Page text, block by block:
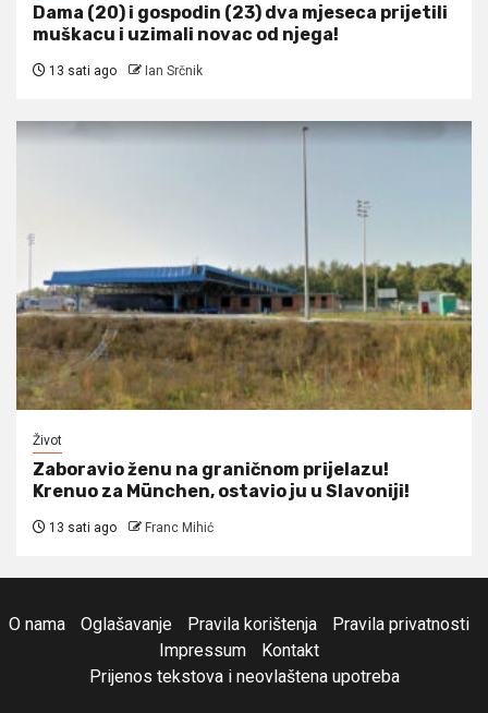
Dama (20) i gospodin (23) dva mjeseca prijetili
muškacu i uzimali novac od njega!
13 sati ago Ian Srčnik
Život
Zaboravio ženu na graničnom prijelazu!
Krenuo za München, ostavio ju u Slavoniji!
13 sati ago Franc Mihić
O nama Oglašavanje Pravila korištenja
Pravila privatnosti
Impressum
Kontakt
Prijenos tekstova i neovlaštena upotreba